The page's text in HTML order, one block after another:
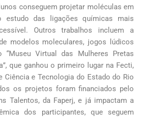
conseguem projetar moléculas em
estudo das ligações químicas mais
Outros trabalhos incluem a
modelos moleculares, jogos lúdicos
“Museu Virtual das Mulheres Pretas
que ganhou o primeiro lugar na Fecti,
Ciência e Tecnologia do Estado do Rio
os projetos foram financiados pelo
Talentos, da Faperj, e já impactam a
dos participantes, que seguem